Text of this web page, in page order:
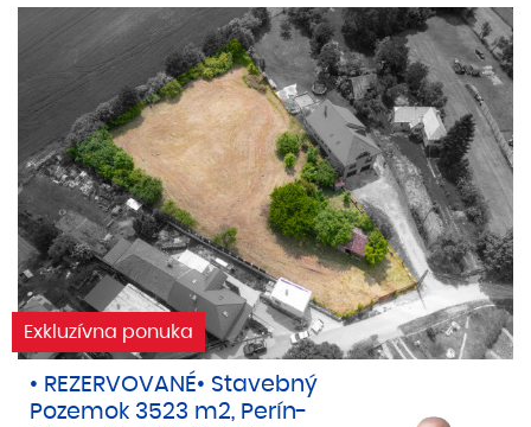
Exkluzívna ponuka
• REZERVOVANÉ• Stavebný
Pozemok 3523 m2, Perín-